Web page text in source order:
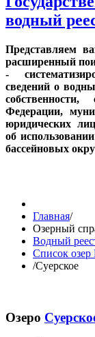
водный
Представляем
расширенный
-
сведений о
собственности,
Федерации,
юридических
об
бассейновых
Главная/
Озерный
Водный
Список озер
/Суерское
Озеро